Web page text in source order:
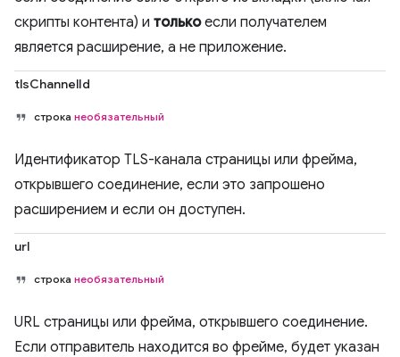
скрипты контента) и толькоесли получателем
является расширение, а не приложение.
tlsChannelId
строка необязательный
Идентификатор TLS-канала страницы или фрейма,
открывшего соединение, если это запрошено
расширением и если он доступен.
url
строка необязательный
URL страницы или фрейма, открывшего соединение.
Если отправитель находится во фрейме, будет указан